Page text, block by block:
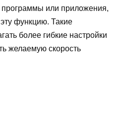
программы или приложения,
функцию. Такие
более гибкие настройки
желаемую скорость